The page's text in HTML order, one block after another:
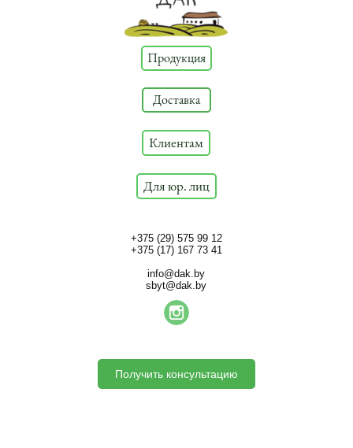
Продукция
Доставка
Клиентам
Для юр. лиц
+375 (29) 575 99 12
​+375 (17) 167 73 41
info@dak.by
sbyt@dak.by
Получить консультацию